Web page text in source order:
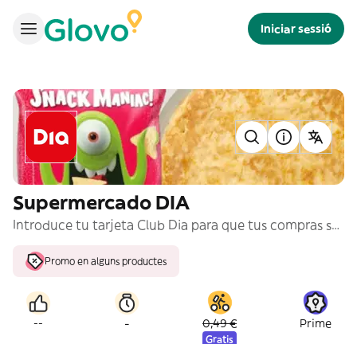
Iniciar sessió
Supermercado DIA
Introduce tu tarjeta Club Dia para que tus compras se acumulen al total de tus compras del Club
Promo en alguns productes
-- - 0,49 €
Gratis
Prime